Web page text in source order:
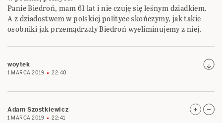
Panie Biedroń, mam 61 lat i nie czuję się leśnym dziadkiem.
A z dziadostwem w polskiej polityce skończymy, jak takie
osobniki jak przemądrzały Biedroń wyeliminujemy z niej.
woytek
1 MARCA 2019 22:40
Adam Szostkiewicz
1 MARCA 2019 22:41